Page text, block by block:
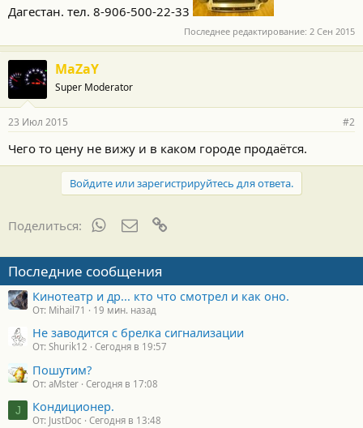
Дагестан. тел. 8-906-500-22-33
Последнее редактирование: 2 Сен 2015
MaZaY
Super Moderator
23 Июл 2015 #2
Чего то цену не вижу и в каком городе продаётся.
Войдите или зарегистрируйтесь для ответа.
Поделиться: WhatsAppЭлектронная почта
Последние сообщения
Кинотеатр и др... кто что смотрел и как оно.
От: Mihail71 19 мин. назад
Не заводится с брелка сигнализации
От: Shurik12 Сегодня в 19:57
Пошутим?
От: aMster Сегодня в 17:08
J Кондиционер.
От: JustDoc Сегодня в 13:48